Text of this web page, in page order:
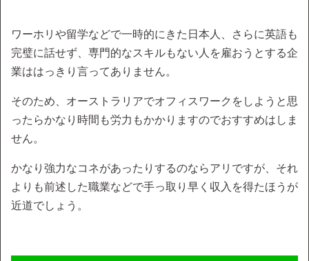
ワーホリや留学などで一時的にきた日本人、さらに英語も
完璧に話せず、専門的なスキルもない人を雇おうとする企
業ははっきり言ってありません。
そのため、オーストラリアでオフィスワークをしようと思
ったらかなり時間も労力もかかりますのでおすすめはしま
せん。
かなり強力なコネがあったりするのならアリですが、それ
よりも前述した職業などで手っ取り早く収入を得たほうが
近道でしょう。